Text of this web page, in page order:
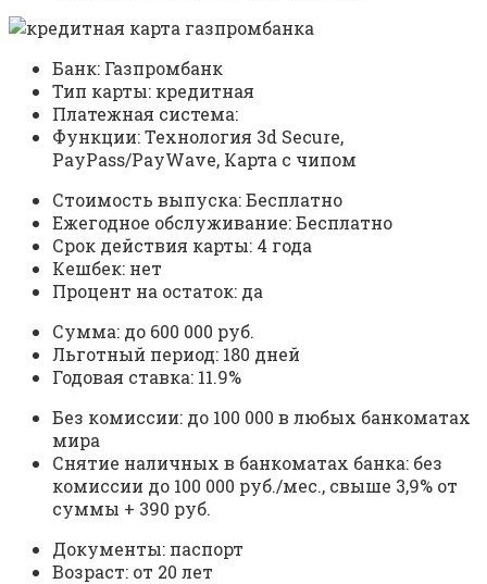
Банк: Газпромбанк
Тип карты: кредитная
Платежная система:
Функции: Технология 3d Secure,
PayPass/PayWave, Карта с чипом
Стоимость выпуска: Бесплатно
Ежегодное обслуживание: Бесплатно
Срок действия карты: 4 года
Кешбек: нет
Процент на остаток: да
Сумма: до 600 000 руб.
Льготный период: 180 дней
Годовая ставка: 11.9%
Без комиссии: до 100 000 в любых банкоматах
мира
Снятие наличных в банкоматах банка: без
комиссии до 100 000 руб./мес., свыше 3,9% от
суммы + 390 руб.
Документы: паспорт
Возраст: от 20 лет